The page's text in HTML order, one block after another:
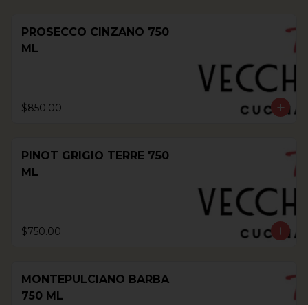
PROSECCO CINZANO 750
ML
$850.00
PINOT GRIGIO TERRE 750
ML
$750.00
MONTEPULCIANO BARBA
750 ML